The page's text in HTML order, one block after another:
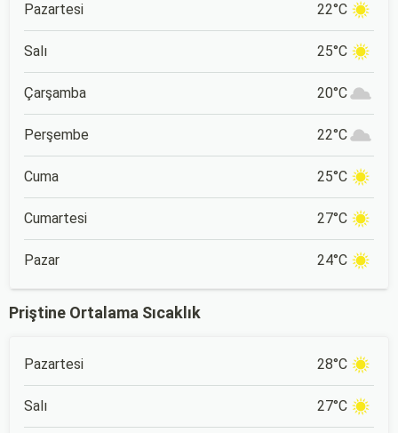
Pazartesi 22°C
Salı 25°C
Çarşamba 20°C
Perşembe 22°C
Cuma 25°C
Cumartesi 27°C
Pazar 24°C
Priştine Ortalama Sıcaklık
Pazartesi 28°C
Salı 27°C